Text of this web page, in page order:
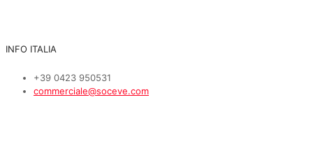
INFO ITALIA
+39 0423 950531
commerciale@soceve.com